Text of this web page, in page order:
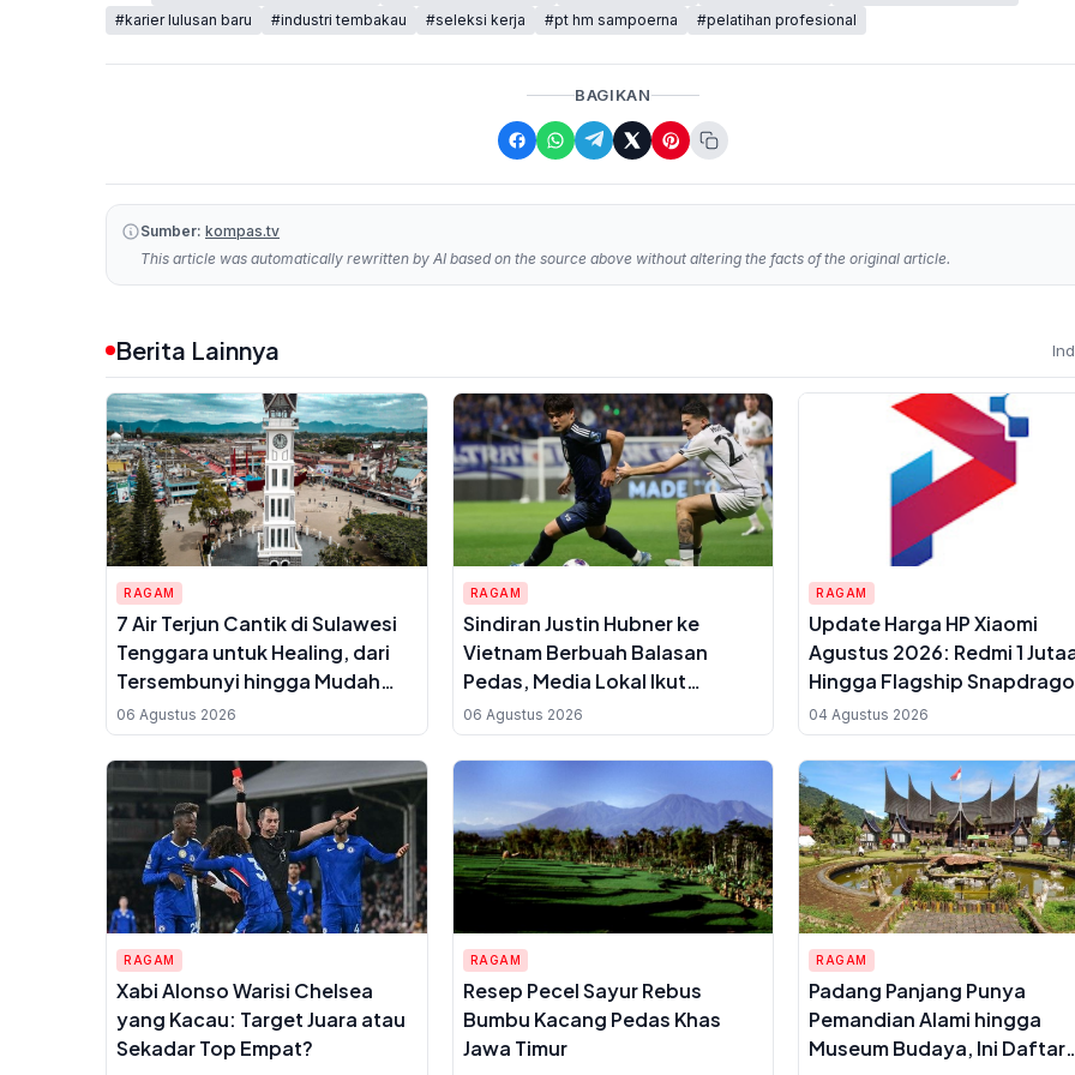
#karier lulusan baru
#industri tembakau #seleksi kerja #pt hm sampoerna #pelatihan profesional
BAGIKAN
Sumber: kompas.tv
This article was automatically rewritten by AI based on the source above without altering the facts of the original article.
Berita Lainnya
RAGAM
7 Air Terjun Cantik di Sulawesi
Tenggara untuk Healing, dari
Tersembunyi hingga Mudah
Diakses
06 Agustus 2026
RAGAM
Sindiran Justin Hubner ke
Vietnam Berbuah Balasan
Pedas, Media Lokal Ikut
Menohok
06 Agustus 2026
RAGAM
Update Harga HP Xiaomi
Agustus 2026: Redmi 1
Hingga Flagship
Elite Gen 5
04 Agustus 2026
RAGAM
Xabi Alonso Warisi Chelsea
yang Kacau: Target Juara atau
Sekadar Top Empat?
RAGAM
Resep Pecel Sayur Rebus
Bumbu Kacang Pedas Khas
Jawa Timur
RAGAM
Padang Panjang Punya
Pemandian Alami hingga
Museum Budaya, Ini Daftar